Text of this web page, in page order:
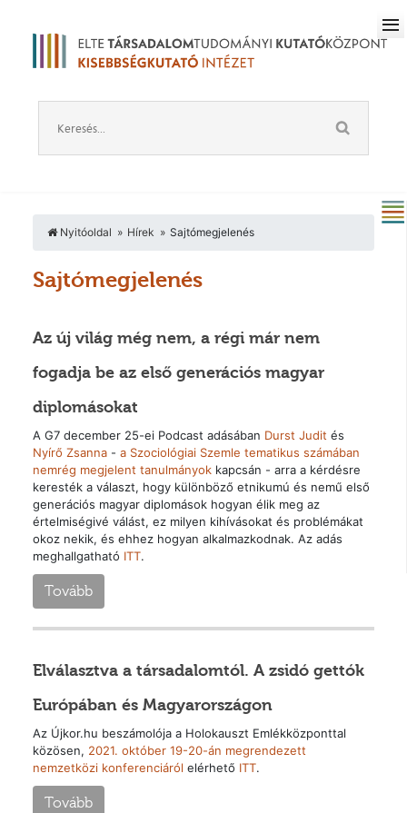
Nyitóoldal Hírek Sajtómegjelenés
Sajtómegjelenés
Az új világ még nem, a régi már nem
fogadja be az első generációs magyar
diplomásokat
A G7 december 25-ei Podcast adásában Durst Judit és
Nyírő Zsanna- a Szociológiai Szemle tematikus számában
nemrég megjelent tanulmányokkapcsán - arra a kérdésre
keresték a választ, hogy különböző etnikumú és nemű első
generációs magyar diplomások hogyan élik meg az
értelmiségivé válást, ez milyen kihívásokat és problémákat
okoz nekik, és ehhez hogyan alkalmazkodnak. Az adás
meghallgatható ITT.
Tovább
Elválasztva a társadalomtól. A zsidó gettók
Európában és Magyarországon
Az Újkor.hu beszámolója a Holokauszt Emlékközponttal
közösen, 2021. október 19-20-án megrendezett
nemzetközi konferenciáról elérhető ITT.
Tovább